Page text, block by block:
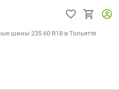
шины 235 60 R18 в Тольятте